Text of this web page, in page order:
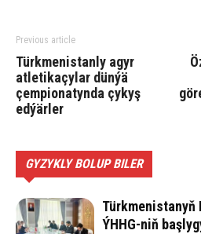
Previous article
Türkmenistanly agyr
atletikaçylar dünýä
çempionatynda çykyş
edýärler
GYZYKLY BOLUP BILER
ÝHHG-niň